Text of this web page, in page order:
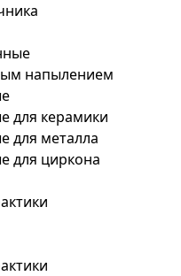
напылением
для керамики
для металла
для циркона